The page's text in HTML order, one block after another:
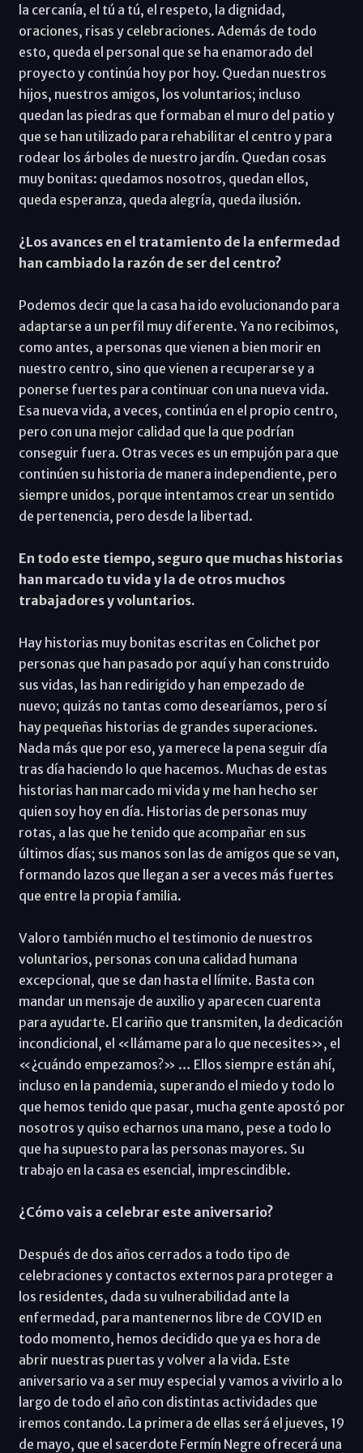
la cercanía, el tú a tú, el respeto, la dignidad,
oraciones, risas y celebraciones. Además de todo
esto, queda el personal que se ha enamorado del
proyecto y continúa hoy por hoy. Quedan nuestros
hijos, nuestros amigos, los voluntarios; incluso
quedan las piedras que formaban el muro del patio y
que se han utilizado para rehabilitar el centro y para
rodear los árboles de nuestro jardín. Quedan cosas
muy bonitas: quedamos nosotros, quedan ellos,
queda esperanza, queda alegría, queda ilusión.
¿Los avances en el tratamiento de la enfermedad
han cambiado la razón de ser del centro?
Podemos decir que la casa ha ido evolucionando para
adaptarse a un perfil muy diferente. Ya no recibimos,
como antes, a personas que vienen a bien morir en
nuestro centro, sino que vienen a recuperarse y a
ponerse fuertes para continuar con una nueva vida.
Esa nueva vida, a veces, continúa en el propio centro,
pero con una mejor calidad que la que podrían
conseguir fuera. Otras veces es un empujón para que
continúen su historia de manera independiente, pero
siempre unidos, porque intentamos crear un sentido
de pertenencia, pero desde la libertad.
En todo este tiempo, seguro que muchas historias
han marcado tu vida y la de otros muchos
trabajadores y voluntarios.
Hay historias muy bonitas escritas en Colichet por
personas que han pasado por aquí y han construido
sus vidas, las han redirigido y han empezado de
nuevo; quizás no tantas como desearíamos, pero sí
hay pequeñas historias de grandes superaciones.
Nada más que por eso, ya merece la pena seguir día
tras día haciendo lo que hacemos. Muchas de estas
historias han marcado mi vida y me han hecho ser
quien soy hoy en día. Historias de personas muy
rotas, a las que he tenido que acompañar en sus
últimos días; sus manos son las de amigos que se van,
formando lazos que llegan a ser a veces más fuertes
que entre la propia familia.
Valoro también mucho el testimonio de nuestros
voluntarios, personas con una calidad humana
excepcional, que se dan hasta el límite. Basta con
mandar un mensaje de auxilio y aparecen cuarenta
para ayudarte. El cariño que transmiten, la dedicación
incondicional, el «llámame para lo que necesites», el
«¿cuándo empezamos?» … Ellos siempre están ahí,
incluso en la pandemia, superando el miedo y todo lo
que hemos tenido que pasar, mucha gente apostó por
nosotros y quiso echarnos una mano, pese a todo lo
que ha supuesto para las personas mayores. Su
trabajo en la casa es esencial, imprescindible.
¿Cómo vais a celebrar este aniversario?
Después de dos años cerrados a todo tipo de
celebraciones y contactos externos para proteger a
los residentes, dada su vulnerabilidad ante la
enfermedad, para mantenernos libre de COVID en
todo momento, hemos decidido que ya es hora de
abrir nuestras puertas y volver a la vida. Este
aniversario va a ser muy especial y vamos a vivirlo a lo
largo de todo el año con distintas actividades que
iremos contando. La primera de ellas será el jueves, 19
de mayo, que el sacerdote Fermín Negre ofrecerá una